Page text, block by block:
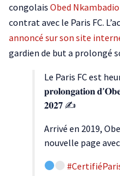
congolais Obed Nkambadio
contrat avec le Paris FC.
annoncé sur son site
gardien de but a prolongé
Le Paris FC est
𝐩𝐫𝐨𝐥𝐨𝐧𝐠𝐚𝐭𝐢𝐨𝐧
𝟐𝟎𝟐𝟕 ✍️
Arrivé en 2019,
nouvelle page